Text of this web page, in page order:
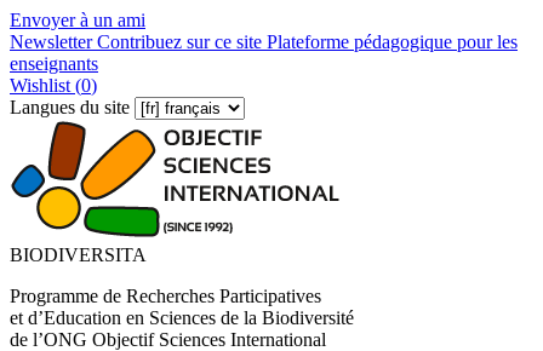
Envoyer à un ami
NewsletterContribuez sur ce site Plateforme pédagogique pour les
enseignants
Wishlist (0)
Langues du site
BIODIVERSITA
Programme de Recherches Participatives
et d’Education en Sciences de la Biodiversité
de l’ONG Objectif Sciences International